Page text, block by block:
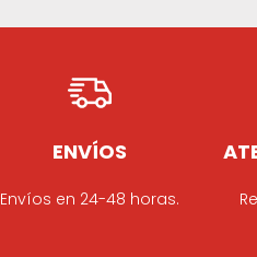
ENVÍOS
Envíos en 24-48 horas.